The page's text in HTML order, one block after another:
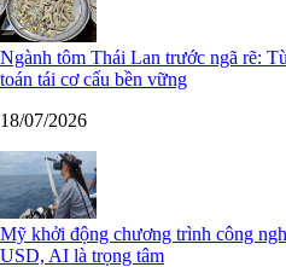
Ngành tôm Thái Lan trước ngã rẽ:
toán tái cơ cấu bền vững
18/07/2026
Mỹ khởi động chương trình công
USD, AI là trọng tâm